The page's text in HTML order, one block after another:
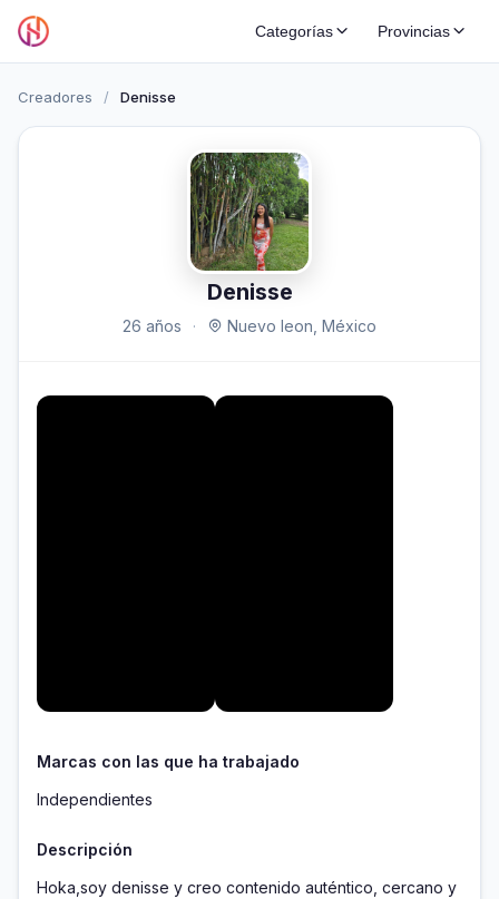
Categorías Provincias
Creadores / Denisse
Denisse
26 años · Nuevo leon, México
Marcas con las que ha trabajado
Independientes
Descripción
Hoka,soy denisse y creo contenido auténtico, cercano y